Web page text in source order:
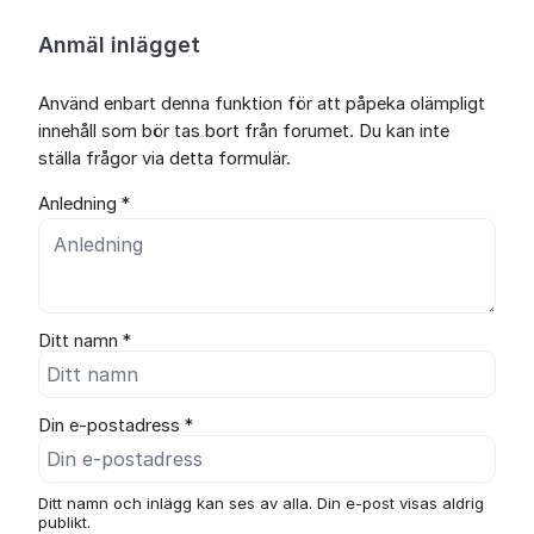
Anmäl inlägget
Använd enbart denna funktion för att påpeka olämpligt
innehåll som bör tas bort från forumet. Du kan inte
ställa frågor via detta formulär.
Anledning *
Ditt namn *
Din e-postadress *
Ditt namn och inlägg kan ses av alla. Din e-post visas aldrig
publikt.